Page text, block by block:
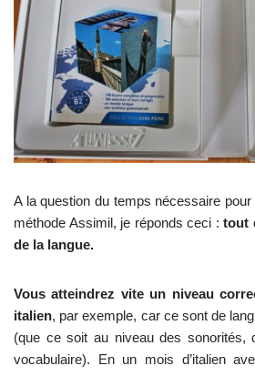
A la question du temps nécessaire
méthode Assimil, je réponds ceci : tout
de la langue.
Vous atteindrez vite un niveau
italien, par exemple, car ce sont de
(que ce soit au niveau des sonorités,
vocabulaire). En un mois d’italien